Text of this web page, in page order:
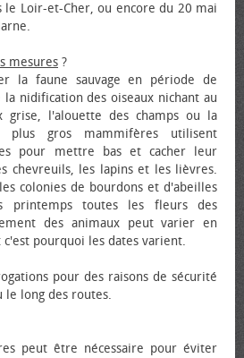
le Loir-et-Cher, ou encore du 20 mai
mesures ?
la faune sauvage en période de
nidification des oiseaux nichant au
grise, l'alouette des champs ou la
gros mammifères utilisent
pour mettre bas et cacher leur
chevreuils, les lapins et les lièvres.
colonies de bourdons et d'abeilles
printemps toutes les fleurs des
des animaux peut varier en
pourquoi les dates varient.
pour des raisons de sécurité
le long des routes.
peut être nécessaire pour éviter